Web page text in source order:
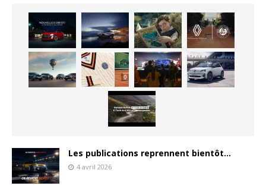
Les publications reprennent bientôt…
4 avril 2026